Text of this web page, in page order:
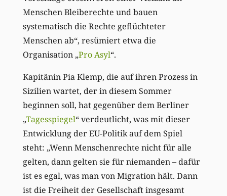
Menschen Bleiberechte und bauen
systematisch die Rechte geflüchteter
Menschen ab“, resümiert etwa die
Organisation „Pro Asyl“.
Kapitänin Pia Klemp, die auf ihren Prozess in
Sizilien wartet, der in diesem Sommer
beginnen soll, hat gegenüber dem Berliner
„Tagesspiegel“ verdeutlicht, was mit dieser
Entwicklung der EU-Politik auf dem Spiel
steht: „Wenn Menschenrechte nicht für alle
gelten, dann gelten sie für niemanden – dafür
ist es egal, was man von Migration hält. Dann
ist die Freiheit der Gesellschaft insgesamt